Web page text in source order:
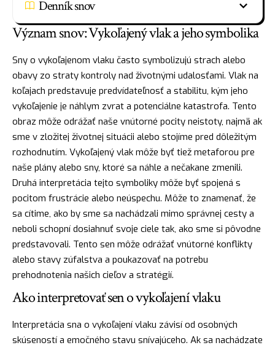
Denník snov
Význam snov: Vykoľajený vlak a jeho symbolika
Sny o vykoľajenom vlaku často symbolizujú strach alebo
obavy zo straty kontroly nad životnými udalosťami. Vlak na
koľajach predstavuje predvídateľnosť a stabilitu, kým jeho
vykoľajenie je náhlym zvrat a potenciálne katastrofa. Tento
obraz môže odrážať naše vnútorné pocity neistoty, najmä ak
sme v zložitej životnej situácii alebo stojíme pred dôležitým
rozhodnutím. Vykoľajený vlak môže byť tiež metaforou pre
naše plány alebo sny, ktoré sa náhle a nečakane zmenili.
Druhá interpretácia tejto symboliky môže byť spojená s
pocitom frustrácie alebo neúspechu. Môže to znamenať, že
sa cítime, ako by sme sa nachádzali mimo správnej cesty a
neboli schopní dosiahnuť svoje ciele tak, ako sme si pôvodne
predstavovali. Tento sen môže odrážať vnútorné konflikty
alebo stavy zúfalstva a poukazovať na potrebu
prehodnotenia našich cieľov a stratégií.
Ako interpretovať sen o vykoľajení vlaku
Interpretácia sna o vykoľajení vlaku závisí od osobných
skúseností a emočného stavu snívajúceho. Ak sa nachádzate